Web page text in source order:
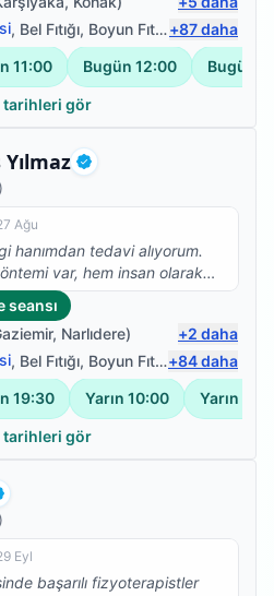
ve birlikte çalışıyor
Sadece denge sorunum
işler halde. Saygılar
, Bel Fıtığı, Boyun Fıtığı ,Omuz Bağ
+87daha
11:00 Bugün 12:00 Bugün
tarihleri gör
Doğrulanmış
Ağu
hanımdan tedavi alıyorum.
var, hem insan olarak
çok taktir ediyorum. Ve
iğne, eksersiz ihtiyacı olan
seansı
, Narlıdere) +2 daha
, Bel Fıtığı, Boyun Fıtığı ,Omuz Bağ
+84daha
19:30 Yarın 10:00 Yarın
tarihleri gör
Eyl